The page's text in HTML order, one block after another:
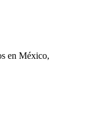
en México,